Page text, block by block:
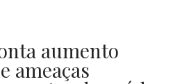
aumento
ameaças